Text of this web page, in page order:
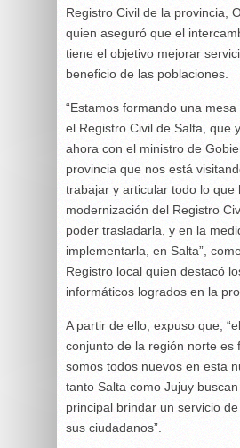
Registro Civil de la provincia,
quien aseguró que el
tiene el objetivo mejorar
beneficio de las poblaciones.
“Estamos formando una
el Registro Civil de Salta, que
ahora con el ministro de
provincia que nos está
trabajar y articular todo lo que
modernización del Registro
poder trasladarla, y en la
implementarla, en Salta”,
Registro local quien destacó
informáticos logrados en la
A partir de ello, expuso que,
conjunto de la región norte es
somos todos nuevos en esta
tanto Salta como Jujuy
principal brindar un servicio
sus ciudadanos”.